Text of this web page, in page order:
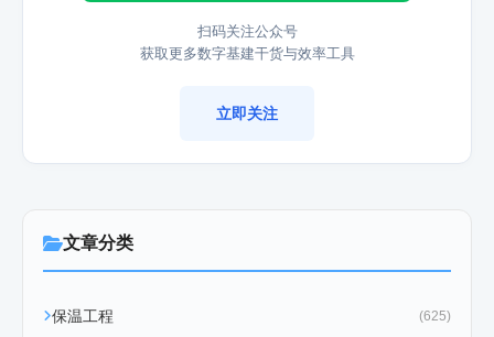
扫码关注公众号
获取更多数字基建干货与效率工具
立即关注
文章分类
保温工程 (625)